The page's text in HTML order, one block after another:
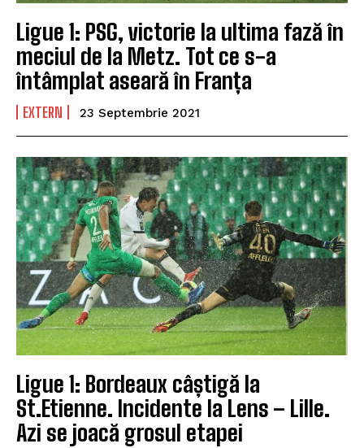
Ligue 1: PSG, victorie la ultima fază în
meciul de la Metz. Tot ce s-a
întâmplat aseară în Franța
EXTERN 23 Septembrie 2021
Ligue 1: Bordeaux câștigă la
St.Etienne. Incidente la Lens – Lille.
Azi se joacă grosul etapei